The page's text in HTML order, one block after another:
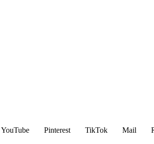
YouTube Pinterest TikTok Mail